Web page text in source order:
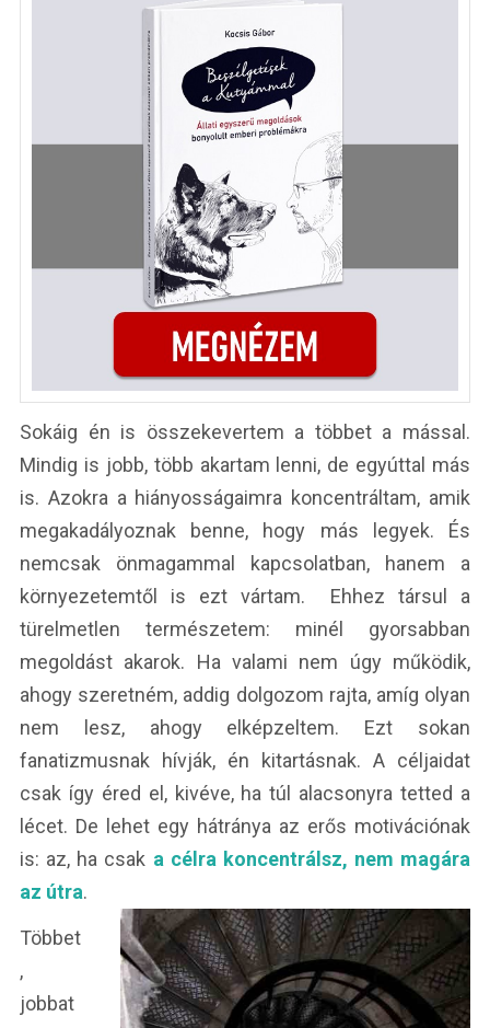
Sokáig én is összekevertem a többet a mással.
Mindig is jobb, több akartam lenni, de egyúttal más
is. Azokra a hiányosságaimra koncentráltam, amik
megakadályoznak benne, hogy más legyek. És
nemcsak önmagammal kapcsolatban, hanem a
környezetemtől is ezt vártam. Ehhez társul a
türelmetlen természetem: minél gyorsabban
megoldást akarok. Ha valami nem úgy működik,
ahogy szeretném, addig dolgozom rajta, amíg olyan
nem lesz, ahogy elképzeltem. Ezt sokan
fanatizmusnak hívják, én kitartásnak. A céljaidat
csak így éred el, kivéve, ha túl alacsonyra tetted a
lécet. De lehet egy hátránya az erős motivációnak
is: az, ha csak a célra koncentrálsz, nem magára
az útra.
Többet
,
jobbat